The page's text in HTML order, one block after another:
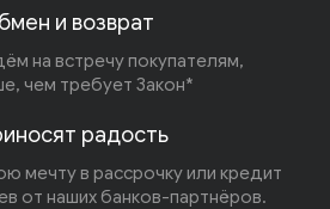
и возврат
на встречу покупателям,
чем требует Закон*
радость
мечту в рассрочку или кредит
от наших банков-партнёров.